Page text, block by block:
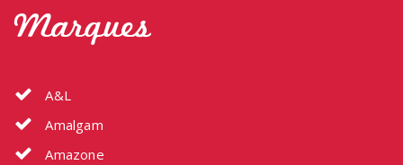
Marques
A&L
Amalgam
Amazone